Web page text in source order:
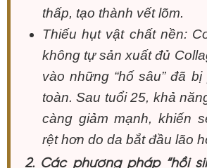
thấp, tạo thành vết lõm.
Thiếu hụt vật chất nền:
không tự sản xuất đủ
vào những “hố sâu” đã
toàn. Sau tuổi 25, khả
càng giảm mạnh, khiến
rệt hơn do da bắt đầu lão
2. Các phương pháp “hồi